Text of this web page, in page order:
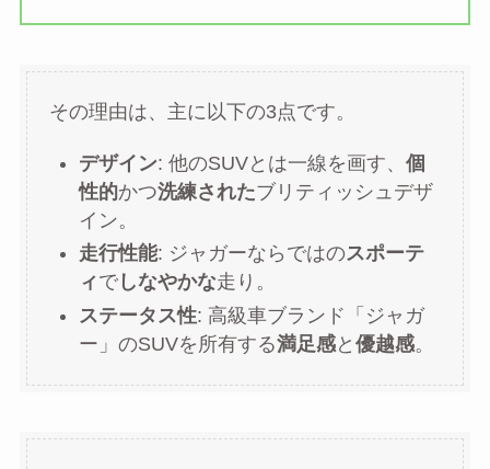
その理由は、主に以下の3点です。
デザイン: 他のSUVとは一線を画す、 個
性的かつ洗練されたブリティッシュデザ
イン。
走行性能: ジャガーならではのスポーテ
ィ でしなやかな走り。
ステータス性: 高級車ブランド「ジャガ
ー」のSUVを所有する満足感と 優越感。